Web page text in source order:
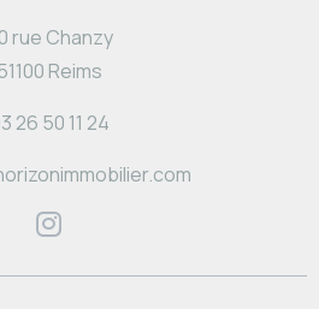
rue Chanzy
Reims
26 50 11 24